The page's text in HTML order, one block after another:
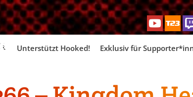
Skip
Unterstützt Hooked! Exklusiv für